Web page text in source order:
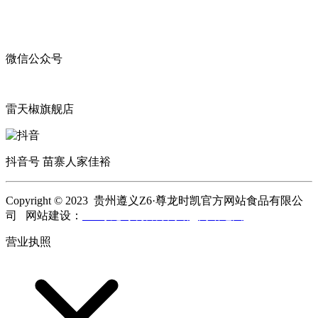
微信公众号
雷天椒旗舰店
抖音号 苗寨人家佳裕
Copyright © 2023 贵州遵义Z6·尊龙时凯官方网站食品有限公
司 网站建设：
营业执照